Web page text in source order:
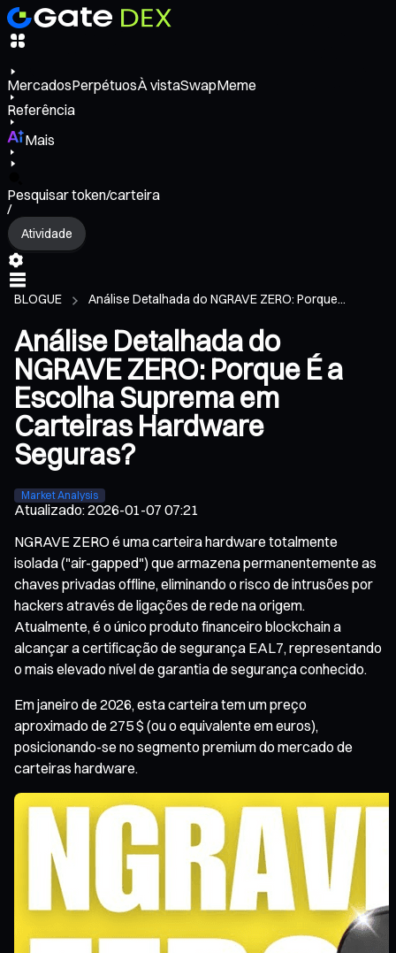
MercadosPerpétuosÀ vistaSwapMeme
Referência
Mais
Pesquisar token/carteira
/
Atividade
BLOGUE Análise Detalhada do NGRAVE ZERO: Porque...
Análise Detalhada do
NGRAVE ZERO: Porque É a
Escolha Suprema em
Carteiras Hardware
Seguras?
Market Analysis
Atualizado:2026-01-07 07:21
NGRAVE ZERO é uma carteira hardware totalmente
isolada ("air-gapped") que armazena permanentemente as
chaves privadas offline, eliminando o risco de intrusões por
hackers através de ligações de rede na origem.
Atualmente, é o único produto financeiro blockchain a
alcançar a certificação de segurança EAL7, representando
o mais elevado nível de garantia de segurança conhecido.
Em janeiro de 2026, esta carteira tem um preço
aproximado de 275 $ (ou o equivalente em euros),
posicionando-se no segmento premium do mercado de
carteiras hardware.